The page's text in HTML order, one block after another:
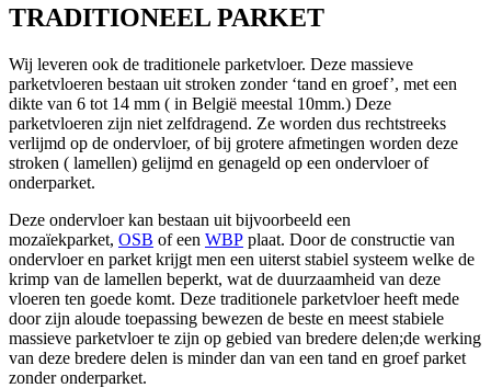
TRADITIONEEL PARKET
Wij leveren ook de traditionele parketvloer. Deze massieve
parketvloeren bestaan uit stroken zonder ‘tand en groef’, met een
dikte van 6 tot 14 mm ( in België meestal 10mm.) Deze
parketvloeren zijn niet zelfdragend. Ze worden dus rechtstreeks
verlijmd op de ondervloer, of bij grotere afmetingen worden deze
stroken ( lamellen) gelijmd en genageld op een ondervloer of
onderparket.
Deze ondervloer kan bestaan uit bijvoorbeeld een
mozaïekparket, OSB of een WBP plaat. Door de constructie van
ondervloer en parket krijgt men een uiterst stabiel systeem welke de
krimp van de lamellen beperkt, wat de duurzaamheid van deze
vloeren ten goede komt. Deze traditionele parketvloer heeft mede
door zijn aloude toepassing bewezen de beste en meest stabiele
massieve parketvloer te zijn op gebied van bredere delen;de werking
van deze bredere delen is minder dan van een tand en groef parket
zonder onderparket.